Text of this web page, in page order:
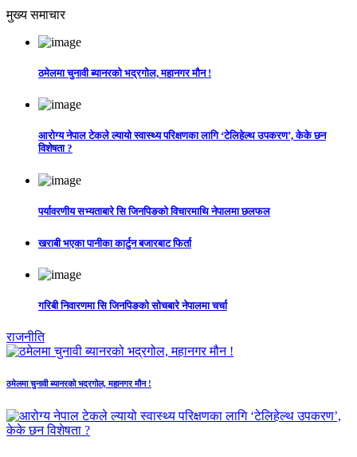
मुख्य समाचार
ठमेलमा चुनावी ब्यानरको भद्रगोल, महानगर मौन !
आरोग्य नेपाल टेकले ल्यायो स्वास्थ्य परिक्षणका लागि ‘टेलिहेल्थ उपकरण’, केके छन
विशेषता ?
पर्यावरणीय सभ्यताबारे सि जिनपिङको विचारमाथि नेपालमा छलफल
खराबी भएका पानीका कार्टुन बजारबाट फिर्ता
गरिबी निवारणमा सि जिनपिङको सोचबारे नेपालमा चर्चा
राजनीति
ठमेलमा चुनावी ब्यानरको भद्रगोल, महानगर मौन !